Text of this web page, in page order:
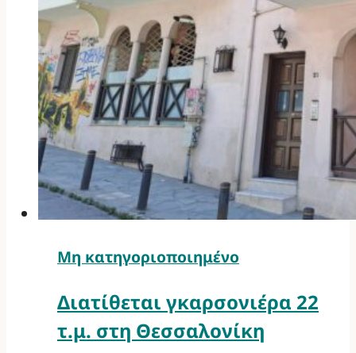
Μη κατηγοριοποιημένο
Διατίθεται γκαρσονιέρα 22
τ.μ. στη Θεσσαλονίκη